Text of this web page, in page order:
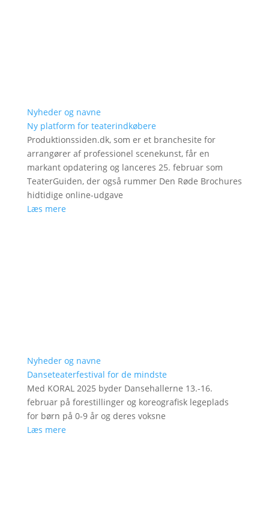
Nyheder og navne
Ny platform for teaterindkøbere
Produktionssiden.dk, som er et branchesite for
arrangører af professionel scenekunst, får en
markant opdatering og lanceres 25. februar som
TeaterGuiden, der også rummer Den Røde Brochures
hidtidige online-udgave
Læs mere
Nyheder og navne
Danseteaterfestival for de mindste
Med KORAL 2025 byder Dansehallerne 13.-16.
februar på forestillinger og koreografisk legeplads
for børn på 0-9 år og deres voksne
Læs mere